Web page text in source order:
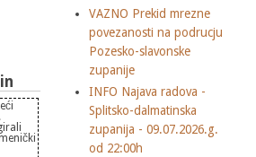
VAZNO Prekid mrezne
povezanosti na podrucju
Pozesko-slavonske
zupanije
INFO Najava radova -
Splitsko-dalmatinska
zupanija - 09.07.2026.g.
od 22:00h